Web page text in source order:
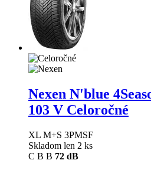
Nexen N'blue
103 V Celoročné
XL M+S 3PMSF
Skladom len 2 ks
C B B 72 dB